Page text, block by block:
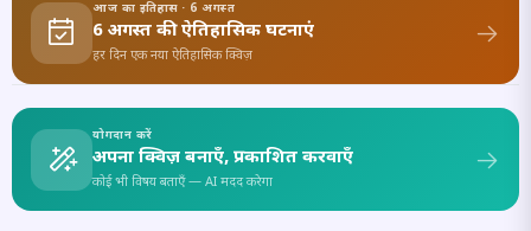
आज का इतिहास · 6 अगस्त
6 अगस्त की ऐतिहासिक घटनाएं
हर दिन एक नया ऐतिहासिक क्विज़
योगदान करें
अपना क्विज़ बनाएँ, प्रकाशित करवाएँ
कोई भी विषय बताएँ — AI मदद करेगा